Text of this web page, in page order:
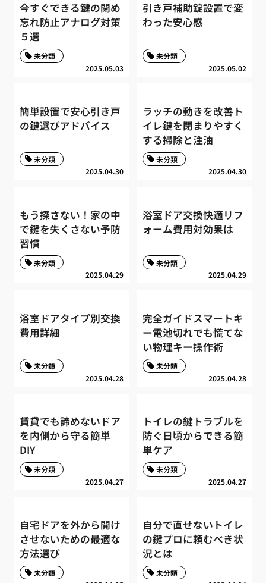
今すぐできる鍵の閉め
忘れ防止アナログ対策
５選
2025.05.03
未分類
引き戸補助錠設置で変
わった安心感
2025.05.02
未分類
簡単設置で安心引き戸
の鍵選びアドバイス
2025.04.30
未分類
ラッチの動きを改善ト
イレ鍵を閉まりやすく
する掃除と注油
2025.04.30
未分類
もう探さない！家の中
で鍵を失くさない予防
習慣
2025.04.29
未分類
浴室ドア交換快適リフ
ォーム費用対効果は
2025.04.29
未分類
浴室ドアタイプ別交換
費用詳細
2025.04.28
未分類
完全ガイドスマートキ
ー電池切れでも慌てな
い物理キー操作術
2025.04.28
未分類
賃貸でも諦めないドア
を内側から守る簡単
DIY
2025.04.27
未分類
トイレの鍵トラブルを
防ぐ日頃からできる簡
単ケア
2025.04.27
未分類
自宅ドアを外から開け
させないための最適な
方法選び
未分類
自分で直せないトイレ
の鍵プロに頼むべき状
況とは
未分類